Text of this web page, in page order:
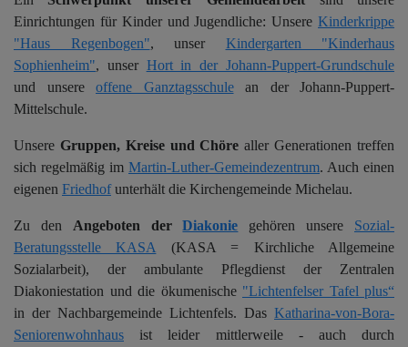
Einrichtungen für Kinder und Jugendliche:UnsereKinderkrippe
"Haus Regenbogen", unser Kindergarten "Kinderhaus
Sophienheim", unser Hort in der Johann-Puppert-Grundschule
und unsere offene Ganztagsschulean der Johann-Puppert-
Mittelschule.
Unsere Gruppen, Kreise und Chöre aller Generationen treffen
sich regelmäßig im Martin-Luther-Gemeindezentrum. Auch einen
eigenen Friedhofunterhält die Kirchengemeinde Michelau.
Zu den Angeboten derDiakonie gehören unsere Sozial-
Beratungsstelle KASA (KASA = Kirchliche Allgemeine
Sozialarbeit), der ambulante Pflegdienst der Zentralen
Diakoniestation und die ökumenische "Lichtenfelser Tafel plus“
in der Nachbargemeinde Lichtenfels. Das Katharina-von-Bora-
Seniorenwohnhaus ist leider mittlerweile - auch durch